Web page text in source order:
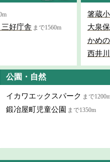
好庁舎 まで1560m
箸蔵
大泉
かめ
西井
公園・自然
イカワエックスパーク まで
鍛冶屋町児童公園 まで1350m